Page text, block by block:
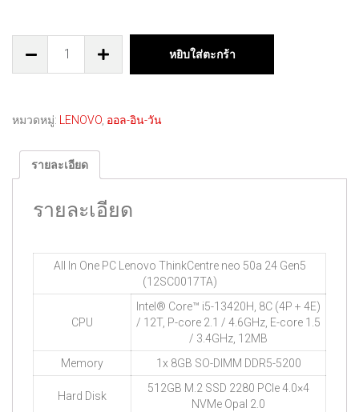
หยิบใส่ตะกร้า
หมวดหมู่: LENOVO ออล-อิน-วัน
รายละเอียด
รายละเอียด
All In One PC Lenovo ThinkCentre neo 50a 24 Gen5
(12SC0017TA)
CPU
Intel® Core™ i5-13420H, 8C (4P + 4E)
/ 12T, P-core 2.1 / 4.6GHz, E-core 1.5
/ 3.4GHz, 12MB
Memory
1x 8GB SO-DIMM DDR5-5200
Hard Disk
512GB M.2 SSD 2280 PCIe 4.0×4
NVMe Opal 2.0